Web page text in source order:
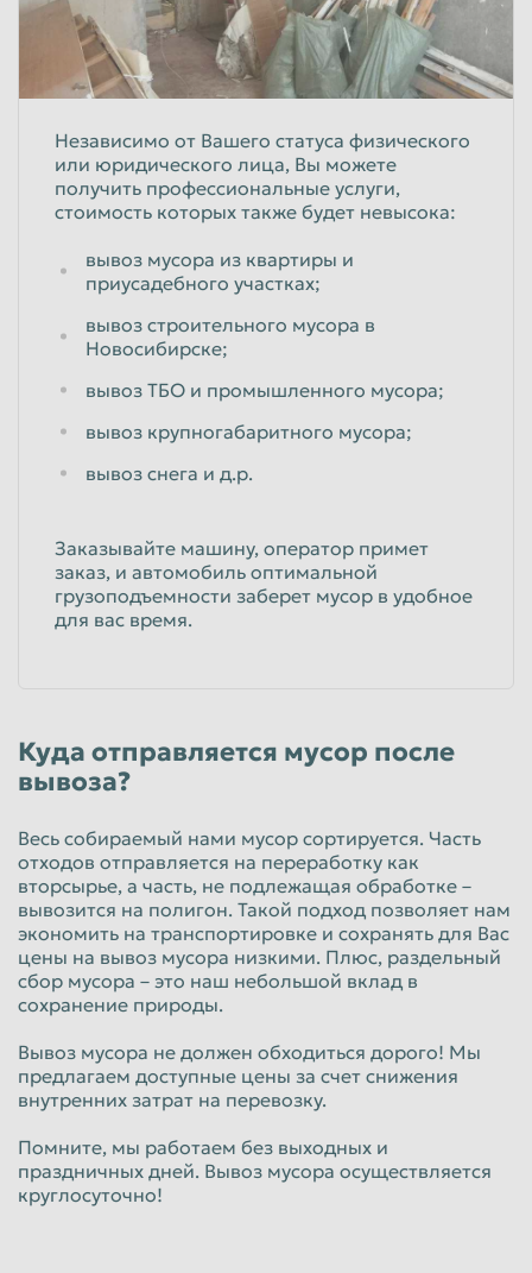
Независимо от Вашего статуса физического
или юридического лица, Вы можете
получить профессиональные услуги,
стоимость которых также будет невысока:
вывоз мусора из квартиры и
приусадебного участках;
вывоз строительного мусора в
Новосибирске;
вывоз ТБО и промышленного мусора;
вывоз крупногабаритного мусора;
вывоз снега и д.р.
Заказывайте машину, оператор примет
заказ, и автомобиль оптимальной
грузоподъемности заберет мусор в удобное
для вас время.
Куда отправляется мусор после
вывоза?
Весь собираемый нами мусор сортируется. Часть
отходов отправляется на переработку как
вторсырье, а часть, не подлежащая обработке –
вывозится на полигон. Такой подход позволяет нам
экономить на транспортировке и сохранять для Вас
цены на вывоз мусора низкими. Плюс, раздельный
сбор мусора – это наш небольшой вклад в
сохранение природы.
Вывоз мусора не должен обходиться дорого! Мы
предлагаем доступные цены за счет снижения
внутренних затрат на перевозку.
Помните, мы работаем без выходных и
праздничных дней. Вывоз мусора осуществляется
круглосуточно!